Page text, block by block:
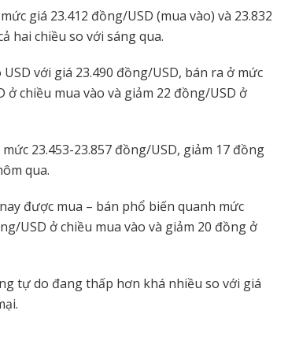
giá 23.412 đồng/USD (mua vào) và 23.832
hai chiều so với sáng qua.
với giá 23.490 đồng/USD, bán ra ở mức
ở chiều mua vào và giảm 22 đồng/USD ở
23.453-23.857 đồng/USD, giảm 17 đồng
qua.
được mua – bán phổ biến quanh mức
USD ở chiều mua vào và giảm 20 đồng ở
tự do đang thấp hơn khá nhiều so với giá